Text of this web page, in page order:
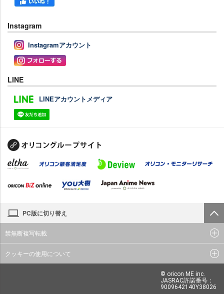
Instagram
Instagramアカウント
LINE
LINEアカウントメディア
PC版に切り替え
禁無断複写転載
クッキーの使用について
© oricon ME inc.
JASRAC許諾番号：
9009642140Y38026